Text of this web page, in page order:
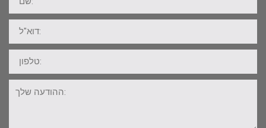
דוא"ל:
טלפון:
ההודעה
שלך: